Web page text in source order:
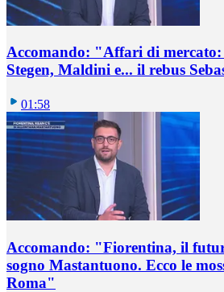
Accomando: "Affari di mercato:
Stegen, Maldini e... il rebus
01:58
Accomando: "Fiorentina, il
sogno Mastantuono. Ecco le
Roma"